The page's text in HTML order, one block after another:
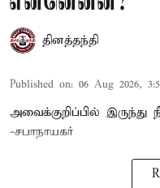
தினத்தந்தி
Published on: 06 Aug 2026,
அவைக்குறிப்பில்
-சபாநாயகர்